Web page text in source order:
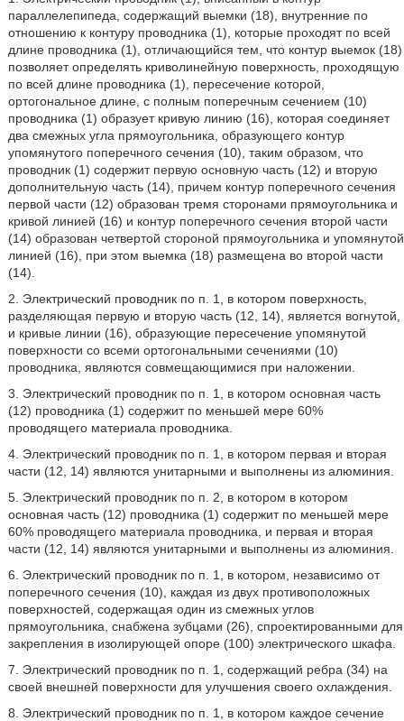
параллелепипеда, содержащий выемки (18), внутренние по
отношению к контуру проводника (1), которые проходят по всей
длине проводника (1), отличающийся тем, что контур выемок (18)
позволяет определять криволинейную поверхность, проходящую
по всей длине проводника (1), пересечение которой,
ортогональное длине, с полным поперечным сечением (10)
проводника (1) образует кривую линию (16), которая соединяет
два смежных угла прямоугольника, образующего контур
упомянутого поперечного сечения (10), таким образом, что
проводник (1) содержит первую основную часть (12) и вторую
дополнительную часть (14), причем контур поперечного сечения
первой части (12) образован тремя сторонами прямоугольника и
кривой линией (16) и контур поперечного сечения второй части
(14) образован четвертой стороной прямоугольника и упомянутой
линией (16), при этом выемка (18) размещена во второй части
(14).
2. Электрический проводник по п. 1, в котором поверхность,
разделяющая первую и вторую часть (12, 14), является вогнутой,
и кривые линии (16), образующие пересечение упомянутой
поверхности со всеми ортогональными сечениями (10)
проводника, являются совмещающимися при наложении.
3. Электрический проводник по п. 1, в котором основная часть
(12) проводника (1) содержит по меньшей мере 60%
проводящего материала проводника.
4. Электрический проводник по п. 1, в котором первая и вторая
части (12, 14) являются унитарными и выполнены из алюминия.
5. Электрический проводник по п. 2, в котором в котором
основная часть (12) проводника (1) содержит по меньшей мере
60% проводящего материала проводника, и первая и вторая
части (12, 14) являются унитарными и выполнены из алюминия.
6. Электрический проводник по п. 1, в котором, независимо от
поперечного сечения (10), каждая из двух противоположных
поверхностей, содержащая один из смежных углов
прямоугольника, снабжена зубцами (26), спроектированными для
закрепления в изолирующей опоре (100) электрического шкафа.
7. Электрический проводник по п. 1, содержащий ребра (34) на
своей внешней поверхности для улучшения своего охлаждения.
8. Электрический проводник по п. 1, в котором каждое сечение